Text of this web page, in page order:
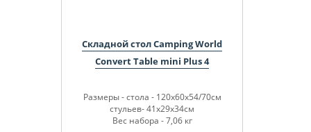
Складной стол Camping World
Convert Table mini Plus 4
Размеры - стола - 120х60х54/70см
стульев- 41х29х34см
Вес набора - 7,06 кг